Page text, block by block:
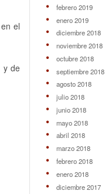
el
y de
febrero 2019
enero 2019
diciembre 2018
noviembre 2018
octubre 2018
septiembre 2018
agosto 2018
julio 2018
junio 2018
mayo 2018
abril 2018
marzo 2018
febrero 2018
enero 2018
diciembre 2017